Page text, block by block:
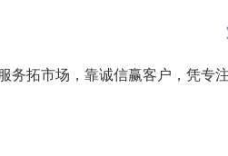
拓市场，靠诚信赢客户，凭专注